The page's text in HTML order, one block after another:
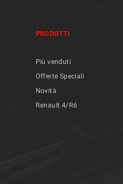
PRODOTTI
Più venduti
Offerte Speciali
Novità
Renault 4/R6